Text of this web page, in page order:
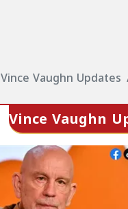
Vince Vaughn Updates
Vince Vaughn